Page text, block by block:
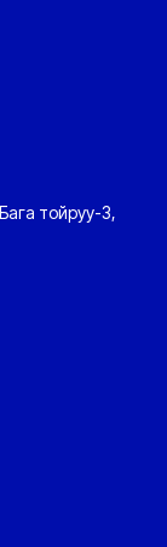
тойруу-3,